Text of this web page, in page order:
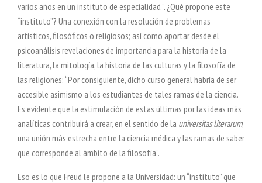
varios años en un instituto de especialidad ”. ¿Qué propone este
“instituto”? Una conexión con la resolución de problemas
artísticos, filosóficos o religiosos; así como aportar desde el
psicoanálisis revelaciones de importancia para la historia de la
literatura, la mitología, la historia de las culturas y la filosofía de
las religiones: “Por consiguiente, dicho curso general habría de ser
accesible asimismo a los estudiantes de tales ramas de la ciencia.
Es evidente que la estimulación de estas últimas por las ideas más
analíticas contribuirá a crear, en el sentido de la universitas literarum,
una unión más estrecha entre la ciencia médica y las ramas de saber
que corresponde al ámbito de la filosofía”.
Eso es lo que Freud le propone a la Universidad: un “instituto” que